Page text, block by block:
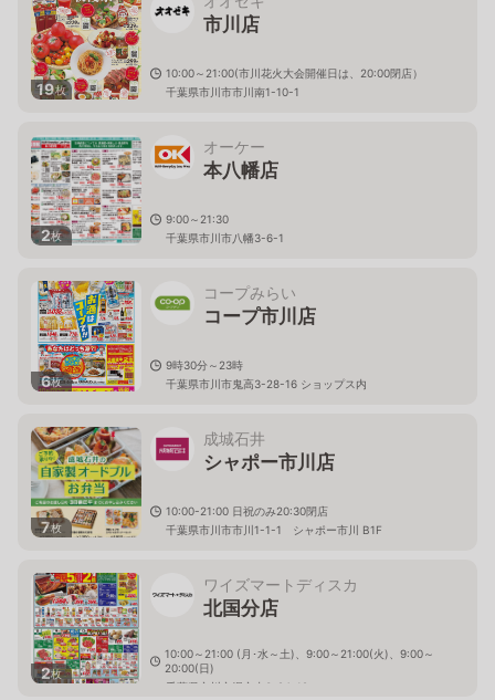
19枚
市川店
10:00～21:00(市川花火大会開催日は、20:00閉店）
千葉県市川市市川南1-10-1
2枚
オーケー
本八幡店
9:00～21:30
千葉県市川市八幡3-6-1
6枚
コープみらい
コープ市川店
9時30分～23時
千葉県市川市鬼高3-28-16 ショップス内
7枚
成城石井
シャポー市川店
10:00-21:00 日祝のみ20:30閉店
千葉県市川市市川1-1-1 シャポー市川 B1F
2枚
ワイズマートディスカ
北国分店
10:00～21:00 (月･水～土)、9:00～21:00(火)、9:00～
20:00(日)
千葉県市川市堀之内3-24-19